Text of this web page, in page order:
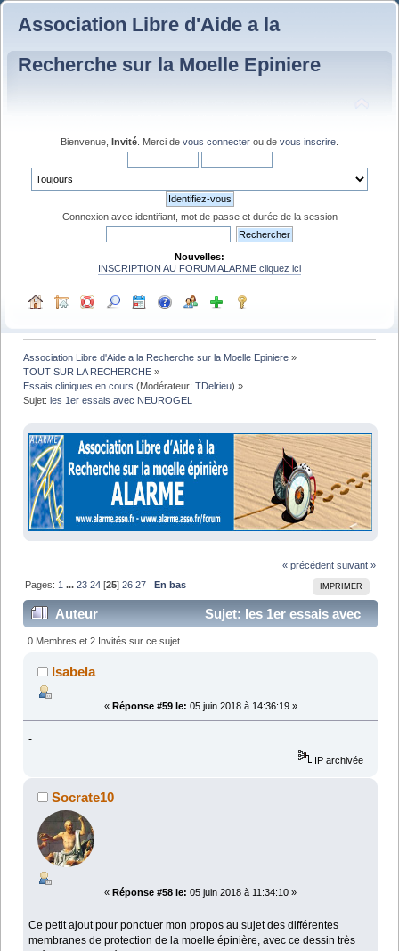
Association Libre d'Aide a la
Recherche sur la Moelle Epiniere
Bienvenue, Invité . Merci de vous connecter ou de vous inscrire
Connexion avec identifiant, mot de passe et durée de la session
Nouvelles:
INSCRIPTION AU FORUM ALARME cliquez ici
Association Libre d'Aide a la Recherche sur la Moelle Epiniere »
TOUT SUR LA RECHERCHE »
Essais cliniques en cours (Modérateur:TDelrieu) »
Sujet:les 1er essais avec NEUROGEL
« précédent suivant »
IMPRIMER
Pages: 1 ...23 24 [25]26 27 En bas
Auteur
Sujet: les 1er essais avec
NEUROGEL (Lu 577875 fois)
0 Membres et 2 Invités sur ce sujet
Isabela
« Réponse #59 le: 05 juin 2018 à 14:36:19 »
-
IP archivée
Socrate10
« Réponse #58 le: 05 juin 2018 à 11:34:10 »
Ce petit ajout pour ponctuer mon propos au sujet des différentes
membranes de protection de la moelle épinière, avec ce dessin très